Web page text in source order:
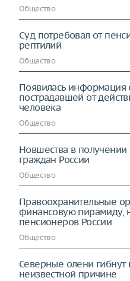
Общество
Суд потребовал от
рептилий
Общество
Появилась информация
пострадавшей от
человека
Общество
Новшества в
граждан России
Общество
Правоохранительные
финансовую пирамиду,
пенсионеров России
Общество
Северные олени
неизвестной причине